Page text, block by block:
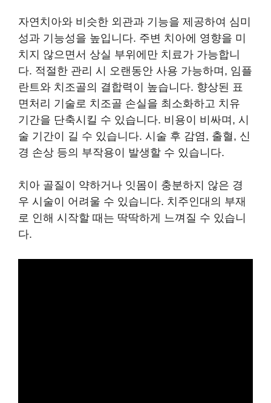
자연치아와 비슷한 외관과 기능을 제공하여 심미
성과 기능성을 높입니다. 주변 치아에 영향을 미
치지 않으면서 상실 부위에만 치료가 가능합니
다. 적절한 관리 시 오랜동안 사용 가능하며, 임플
란트와 치조골의 결합력이 높습니다. 향상된 표
면처리 기술로 치조골 손실을 최소화하고 치유
기간을 단축시킬 수 있습니다. 비용이 비싸며, 시
술 기간이 길 수 있습니다. 시술 후 감염, 출혈, 신
경 손상 등의 부작용이 발생할 수 있습니다.
치아 골질이 약하거나 잇몸이 충분하지 않은 경
우 시술이 어려울 수 있습니다. 치주인대의 부재
로 인해 시작할 때는 딱딱하게 느껴질 수 있습니
다.